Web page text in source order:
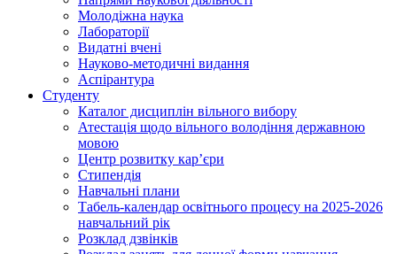
Молодіжна наука
Лабораторії
Видатні вчені
Науково-методичні видання
Аспірантура
Студенту
Каталог дисциплін вільного вибору
Атестація щодо вільного володіння державною
мовою
Центр розвитку кар’єри
Стипендія
Навчальні плани
Табель-календар освітнього процесу на 2025-2026
навчальний рік
Розклад дзвінків